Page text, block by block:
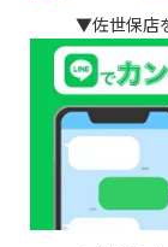
▼佐世保店